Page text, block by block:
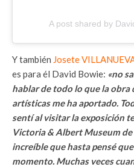
A post shared by
Y también Josete
es para él David Bowie: «no
hablar de todo lo que la obra
artísticas me ha aportado.
sentí al visitar la exposición
Victoria & Albert Museum
increíble que hasta pensé
momento. Muchas veces